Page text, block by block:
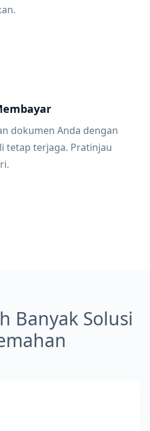
dokumen Anda dengan
tetap terjaga. Pratinjau
Banyak Solusi